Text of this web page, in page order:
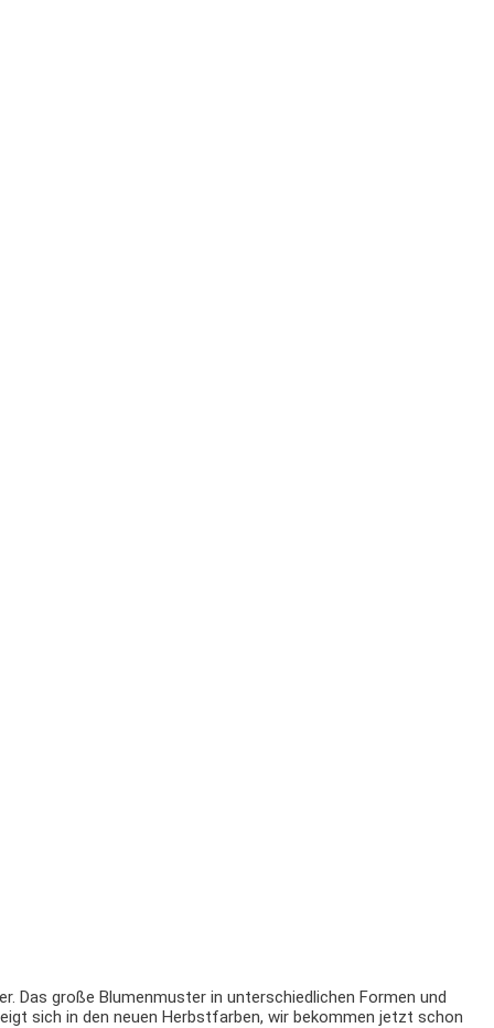
Das große Blumenmuster in unterschiedlichen Formen und
sich in den neuen Herbstfarben, wir bekommen jetzt schon